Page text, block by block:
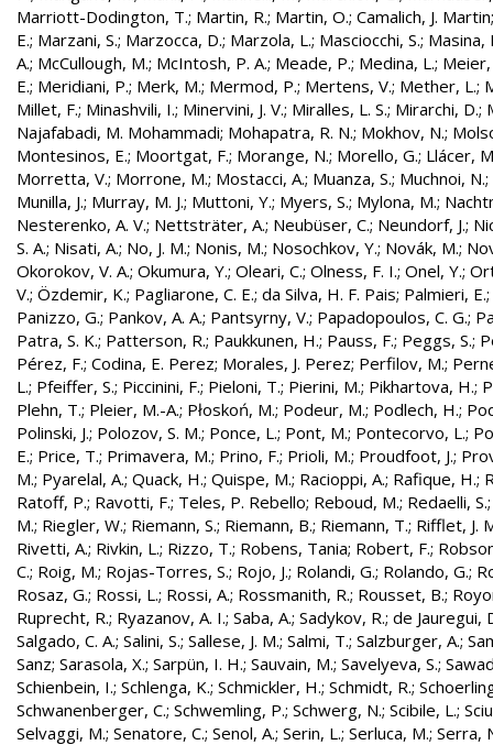
Marriott-Dodington, T.; Martin, R.; Martin, O.; Camalich, J. Martin
E.; Marzani, S.; Marzocca, D.; Marzola, L.; Masciocchi, S.; Masina,
A.; McCullough, M.; McIntosh, P. A.; Meade, P.; Medina, L.; Meier,
E.; Meridiani, P.; Merk, M.; Mermod, P.; Mertens, V.; Mether, L.;
Millet, F.; Minashvili, I.; Minervini, J. V.; Miralles, L. S.; Mirarchi, D.;
Najafabadi, M. Mohammadi; Mohapatra, R. N.; Mokhov, N.;
Montesinos, E.; Moortgat, F.; Morange, N.; Morello, G.; Llácer,
Morretta, V.; Morrone, M.; Mostacci, A.; Muanza, S.; Muchnoi, N.;
Munilla, J.; Murray, M. J.; Muttoni, Y.; Myers, S.; Mylona, M.;
Nesterenko, A. V.; Nettsträter, A.; Neubüser, C.; Neundorf, J.;
S. A.; Nisati, A.; No, J. M.; Nonis, M.; Nosochkov, Y.; Novák, M.;
Okorokov, V. A.; Okumura, Y.; Oleari, C.; Olness, F. I.; Onel, Y.;
V.; Özdemir, K.; Pagliarone, C. E.; da Silva, H. F. Pais; Palmieri, E.;
Panizzo, G.; Pankov, A. A.; Pantsyrny, V.; Papadopoulos, C. G.;
Patra, S. K.; Patterson, R.; Paukkunen, H.; Pauss, F.; Peggs, S.;
Pérez, F.; Codina, E. Perez; Morales, J. Perez; Perfilov, M.;
L.; Pfeiffer, S.; Piccinini, F.; Pieloni, T.; Pierini, M.; Pikhartova, H.;
Plehn, T.; Pleier, M.-A.; Płoskoń, M.; Podeur, M.; Podlech, H.;
Polinski, J.; Polozov, S. M.; Ponce, L.; Pont, M.; Pontecorvo, L.;
E.; Price, T.; Primavera, M.; Prino, F.; Prioli, M.; Proudfoot, J.;
M.; Pyarelal, A.; Quack, H.; Quispe, M.; Racioppi, A.; Rafique, H.;
Ratoff, P.; Ravotti, F.; Teles, P. Rebello; Reboud, M.; Redaelli, S.
M.; Riegler, W.; Riemann, S.; Riemann, B.; Riemann, T.; Rifflet, J.
Rivetti, A.; Rivkin, L.; Rizzo, T.; Robens, Tania; Robert, F.;
C.; Roig, M.; Rojas-Torres, S.; Rojo, J.; Rolandi, G.; Rolando, G.;
Rosaz, G.; Rossi, L.; Rossi, A.; Rossmanith, R.; Rousset, B.;
Ruprecht, R.; Ryazanov, A. I.; Saba, A.; Sadykov, R.; de Jauregui,
Salgado, C. A.; Salini, S.; Sallese, J. M.; Salmi, T.; Salzburger, A.;
Sanz; Sarasola, X.; Sarpün, I. H.; Sauvain, M.; Savelyeva, S.;
Schienbein, I.; Schlenga, K.; Schmickler, H.; Schmidt, R.;
Schwanenberger, C.; Schwemling, P.; Schwerg, N.; Scibile, L.;
Selvaggi, M.; Senatore, C.; Senol, A.; Serin, L.; Serluca, M.; Serra,